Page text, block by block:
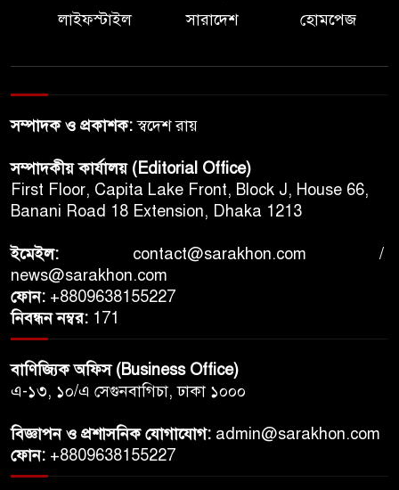
লাইফস্টাইল
সারাদেশ হোমপেজ
সম্পাদক ও প্রকাশক:স্বদেশ রায়
সম্পাদকীয় কার্যালয় (Editorial Office)
First Floor, Capita Lake Front, Block J, House 66,
Banani Road 18 Extension, Dhaka 1213
ইমেইল: contact@sarakhon.com /
news@sarakhon.com
ফোন: +8809638155227
নিবন্ধন নম্বর: 171
বাণিজ্যিক অফিস (Business Office)
এ-১৩, ১০/এ সেগুনবাগিচা, ঢাকা ১০০০
বিজ্ঞাপন ও প্রশাসনিক যোগাযোগ: admin@sarakhon.com
ফোন: +8809638155227